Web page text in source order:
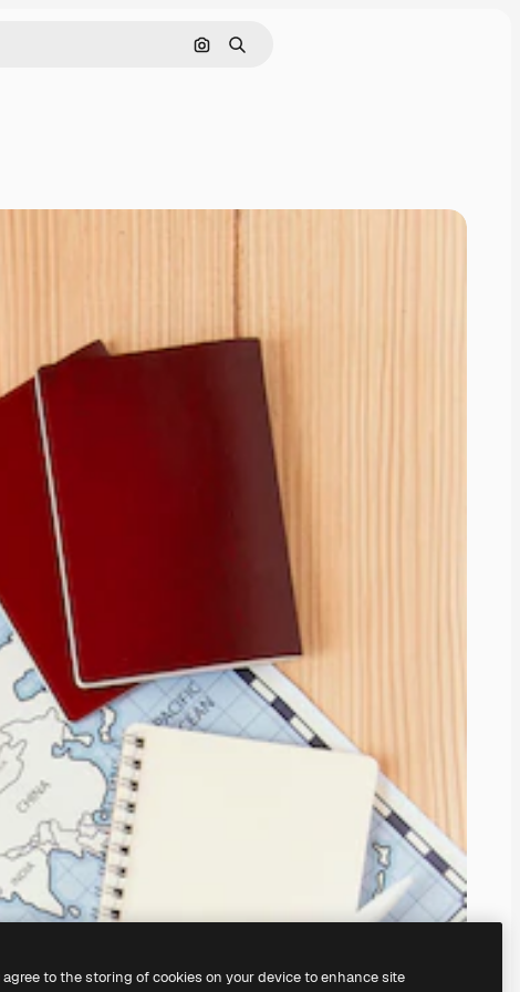
Nach Bild suchen
Suchen
to the storing of cookies on your device to enhance site